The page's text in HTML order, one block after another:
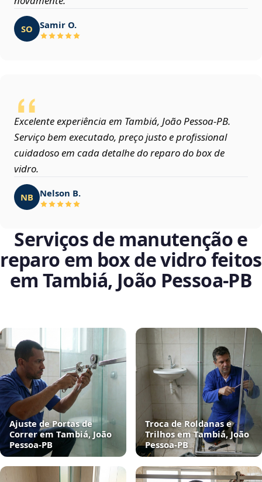
SO Samir O.
Excelente experiência em Tambiá, João Pessoa‑PB.
Serviço bem executado, preço justo e profissional
cuidadoso em cada detalhe do reparo do box de
vidro.
NB Nelson B.
Serviços de manutenção e
reparo em box de vidro feitos
em Tambiá, João Pessoa‑PB
Ajuste de Portas de
Correr em Tambiá, João
Pessoa‑PB
Troca de Roldanas e
Trilhos em Tambiá, João
Pessoa‑PB